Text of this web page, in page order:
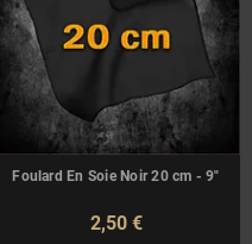
Foulard En Soie Noir 20 cm - 9"
2,50 €